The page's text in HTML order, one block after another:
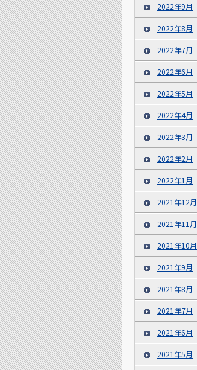
2022年9月
2022年8月
2022年7月
2022年6月
2022年5月
2022年4月
2022年3月
2022年2月
2022年1月
2021年12月
2021年11月
2021年10月
2021年9月
2021年8月
2021年7月
2021年6月
2021年5月